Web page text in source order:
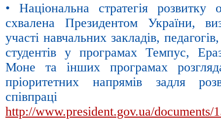
• Національна стратегія
схвалена Президентом України,
участі навчальних закладів,
студентів у програмах Темпус,
Моне та інших програмах
пріоритетних напрямів задля
співпраці
http://www.president.gov.ua/documents/